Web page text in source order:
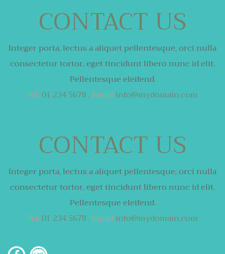
CONTACT US
Integer porta, lectus a aliquet pellentesque,orci nulla
consectetur tortor,eget tincidunt libero nunc id elit.
Pellentesque eleifend.
Tel.01 234 5678 , Email info@mydomain.com
CONTACT US
Integer porta, lectus a aliquet pellentesque,orci nulla
consectetur tortor,eget tincidunt libero nunc id elit.
Pellentesque eleifend.
Tel.01 234 5678 , Email info@mydomain.com